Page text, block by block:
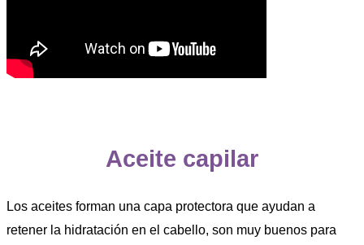
Aceite capilar
Los aceites forman una capa protectora que ayudan a
retener la hidratación en el cabello, son muy buenos para